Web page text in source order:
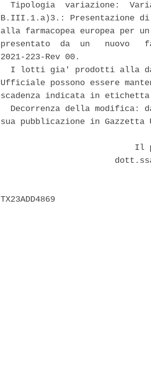
Tipologia  variazione:
B.III.1.a)3.: Presentazione
alla farmacopea europea
presentato  da  un   nuovo
2021-223-Rev 00.
I lotti gia' prodotti alla
Ufficiale possono essere
scadenza indicata in
Decorrenza della modifica:
sua pubblicazione in
Il